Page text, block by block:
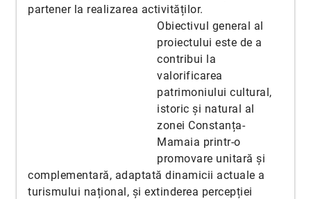
partener la realizarea activităților.
Obiectivul general al
proiectului este de a
contribui la
valorificarea
patrimoniului cultural,
istoric și natural al
zonei Constanța-
Mamaia printr-o
promovare unitară și
complementară, adaptată dinamicii actuale a
turismului național, și extinderea percepției